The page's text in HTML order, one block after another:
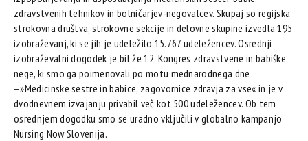
zdravstvenih tehnikov in bolničarjev-negovalcev. Skupaj so regijska
strokovna društva, strokovne sekcije in delovne skupine izvedla 195
izobraževanj, ki se jih je udeležilo 15.767 udeležencev. Osrednji
izobraževalni dogodek je bil že 12. Kongres zdravstvene in babiške
nege, ki smo ga poimenovali po motu mednarodnega dne
–»Medicinske sestre in babice, zagovornice zdravja za vse« in je v
dvodnevnem izvajanju privabil več kot 500 udeležencev. Ob tem
osrednjem dogodku smo se uradno vključili v globalno kampanjo
Nursing Now Slovenija.